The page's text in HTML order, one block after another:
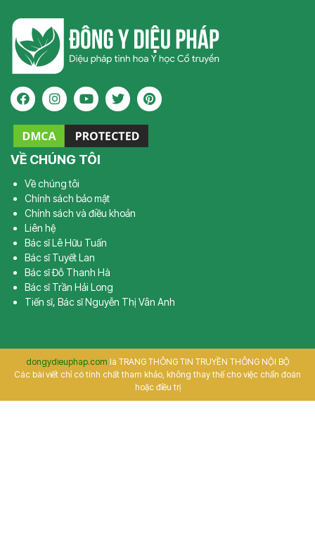
VỀ CHÚNG TÔI
Về chúng tôi
Chính sách bảo mật
Chính sách và điều khoản
Liên hệ
Bác sĩ Lê Hữu Tuấn
Bác sĩ Tuyết Lan
Bác sĩ Đỗ Thanh Hà
Bác sĩ Trần Hải Long
Tiến sĩ, Bác sĩ Nguyễn Thị Vân Anh
dongydieuphap.com là TRANG THÔNG TIN TRUYỀN THÔNG NỘI BỘ
Các bài viết chỉ có tính chất tham khảo, không thay thế cho việc chẩn đoán
hoặc điều trị